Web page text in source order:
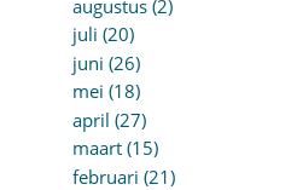
augustus (2)
juli (20)
juni (26)
mei (18)
april (27)
maart (15)
februari (21)